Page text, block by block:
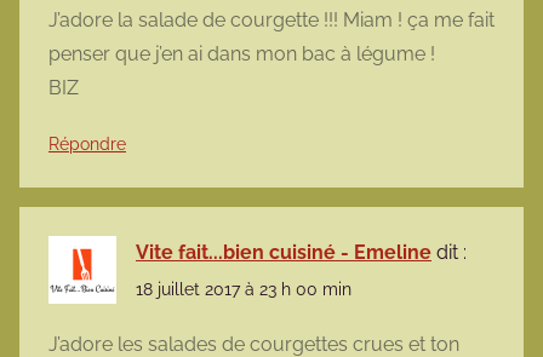
J’adore la salade de courgette !!! Miam ! ça me fait
penser que j’en ai dans mon bac à légume !
BIZ
Répondre
Vite fait...bien cuisiné - Emeline dit :
18 juillet 2017 à 23 h 00 min
J’adore les salades de courgettes crues et ton